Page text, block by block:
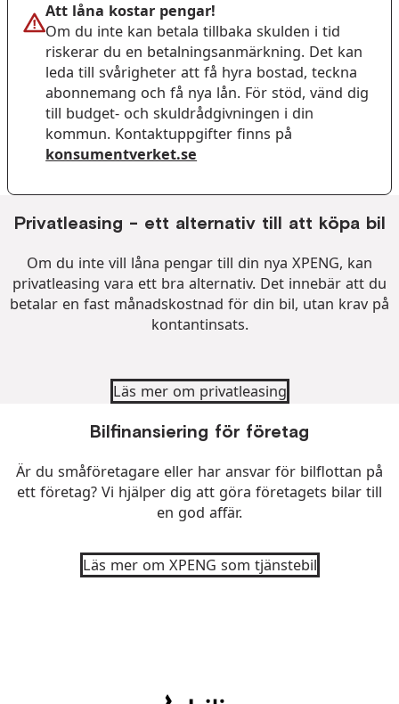
Att låna kostar pengar!
Om du inte kan betala tillbaka skulden i tid
riskerar du en betalningsanmärkning. Det kan
leda till svårigheter att få hyra bostad, teckna
abonnemang och få nya lån. För stöd, vänd dig
till budget- och skuldrådgivningen i din
kommun. Kontaktuppgifter finns på
konsumentverket.se
Privatleasing - ett alternativ till att köpa bil
Om du inte vill låna pengar till din nya XPENG, kan
privatleasing vara ett bra alternativ. Det innebär att du
betalar en fast månadskostnad för din bil, utan krav på
kontantinsats.
Läs mer om privatleasing
Bilfinansiering för företag
Är du småföretagare eller har ansvar för bilflottan på
ett företag? Vi hjälper dig att göra företagets bilar till
en god affär.
Läs mer om XPENG som tjänstebil